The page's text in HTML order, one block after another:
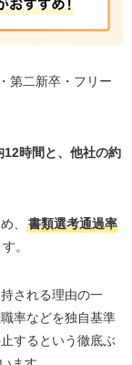
コミ#8 スキル
未経験・文系
選
ミ#2 連絡や
コミ#3 地方の
がかかる」と言
第二新卒・フリー
12時間と、他社の約
、
書類選考通過率
。
される理由の一
率などを独自基準
するという徹底ぶ